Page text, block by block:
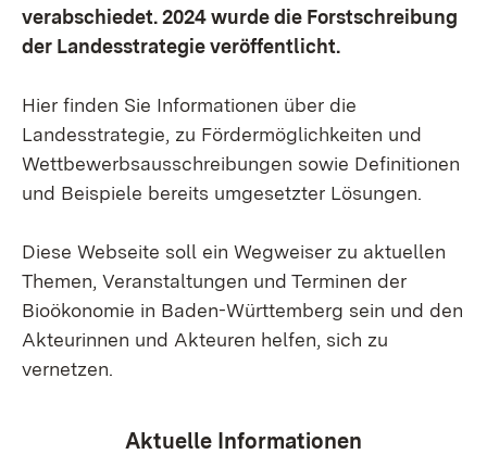
verabschiedet. 2024 wurde die Forstschreibung
der Landesstrategie veröffentlicht.
Hier finden Sie Informationen über die
Landesstrategie, zu Fördermöglichkeiten und
Wettbewerbsausschreibungen sowie Definitionen
und Beispiele bereits umgesetzter Lösungen.
Diese Webseite soll ein Wegweiser zu aktuellen
Themen, Veranstaltungen und Terminen der
Bioökonomie in Baden-Württemberg sein und den
Akteurinnen und Akteuren helfen, sich zu
vernetzen.
Aktuelle Informationen